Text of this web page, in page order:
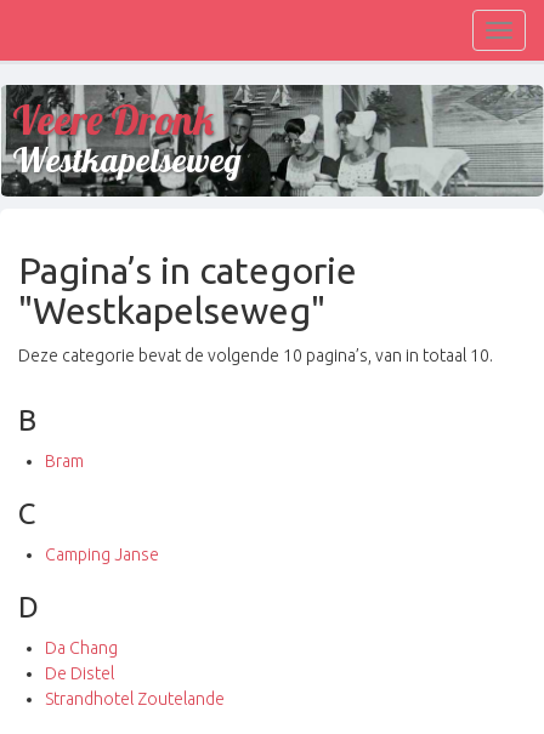
Veere Dronk
Westkapelseweg
Pagina’s in categorie
"Westkapelseweg"
Deze categorie bevat de volgende 10 pagina’s, van in totaal 10.
B
Bram
C
Camping Janse
D
Da Chang
De Distel
Strandhotel Zoutelande